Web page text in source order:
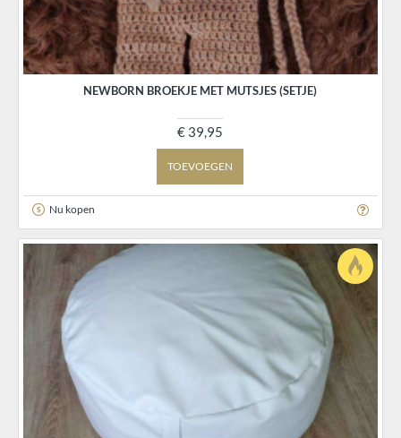
NEWBORN BROEKJE MET MUTSJES (SETJE)
€ 39,95
TOEVOEGEN
Nu kopen